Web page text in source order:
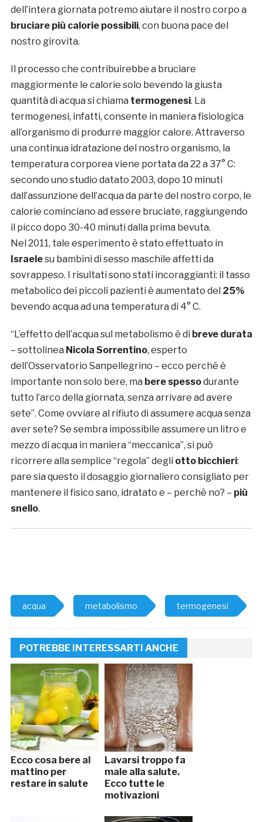
dell’intera giornata potremo aiutare il nostro corpo a
bruciare più calorie possibili, con buona pace del
nostro girovita.
Il processo che contribuirebbe a bruciare
maggiormente le calorie solo bevendo la giusta
quantità di acqua si chiama termogenesi. La
termogenesi, infatti, consente in maniera fisiologica
all’organismo di produrre maggior calore. Attraverso
una continua idratazione del nostro organismo, la
temperatura corporea viene portata da 22 a 37° C:
secondo uno studio datato 2003, dopo 10 minuti
dall’assunzione dell’acqua da parte del nostro corpo, le
calorie cominciano ad essere bruciate, raggiungendo
il picco dopo 30-40 minuti dalla prima bevuta.
Nel 2011, tale esperimento è stato effettuato in
Israelesu bambini di sesso maschile affetti da
sovrappeso. I risultati sono stati incoraggianti: il tasso
metabolico dei piccoli pazienti è aumentato del 25%
bevendo acqua ad una temperatura di 4° C.
“L’effetto dell’acqua sul metabolismo è di breve durata
– sottolinea Nicola Sorrentino, esperto
dell’Osservatorio Sanpellegrino – ecco perché è
importante non solo bere, ma bere spessodurante
tutto l’arco della giornata, senza arrivare ad avere
sete”. Come ovviare al rifiuto di assumere acqua senza
aver sete? Se sembra impossibile assumere un litro e
mezzo di acqua in maniera “meccanica”, si può
ricorrere alla semplice “regola” degli otto bicchieri:
pare sia questo il dosaggio giornaliero consigliato per
mantenere il fisico sano, idratato e – perchè no? – più
snello.
acqua metabolismo termogenesi
POTREBBE INTERESSARTI ANCHE
Ecco cosa bere al
mattino per
restare in salute
Lavarsi troppo fa
male alla salute.
Ecco tutte le
motivazioni